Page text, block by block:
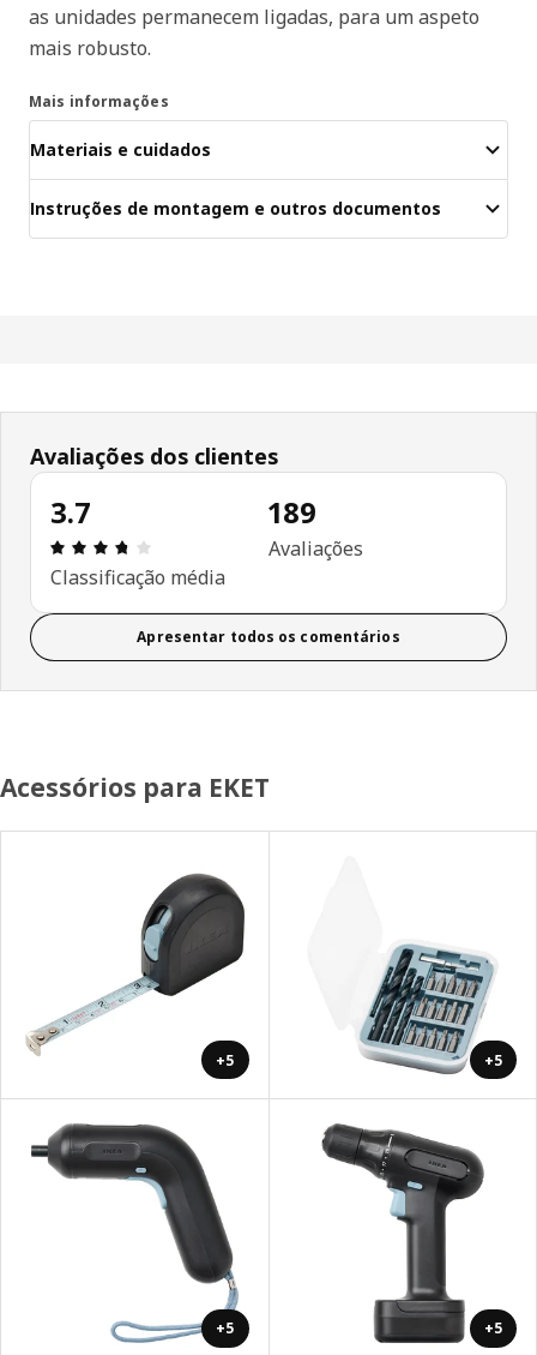
as unidades permanecem ligadas, para um aspeto
mais robusto.
Mais informações
Materiais e cuidados
Instruções de montagem e outros documentos
Avaliações dos clientes
3.7
Avaliações: 3.7 de 5 estrelas. Total de
Classificação média
189
Avaliações
Apresentar todos os comentários
Acessórios para EKET
+5 +5
+5 +5